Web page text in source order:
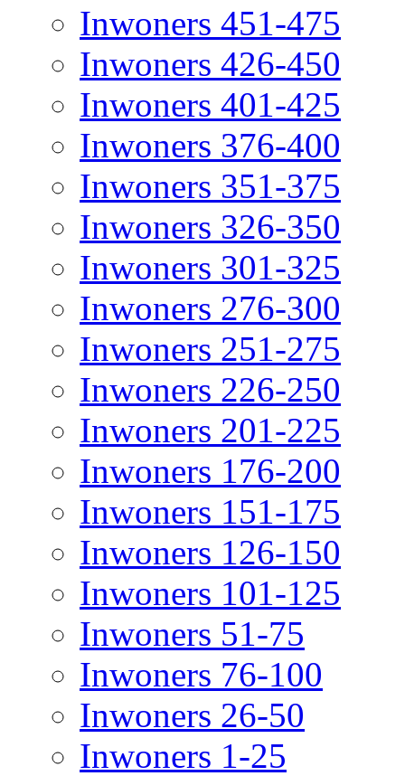
Inwoners 451-475
Inwoners 426-450
Inwoners 401-425
Inwoners 376-400
Inwoners 351-375
Inwoners 326-350
Inwoners 301-325
Inwoners 276-300
Inwoners 251-275
Inwoners 226-250
Inwoners 201-225
Inwoners 176-200
Inwoners 151-175
Inwoners 126-150
Inwoners 101-125
Inwoners 51-75
Inwoners 76-100
Inwoners 26-50
Inwoners 1-25